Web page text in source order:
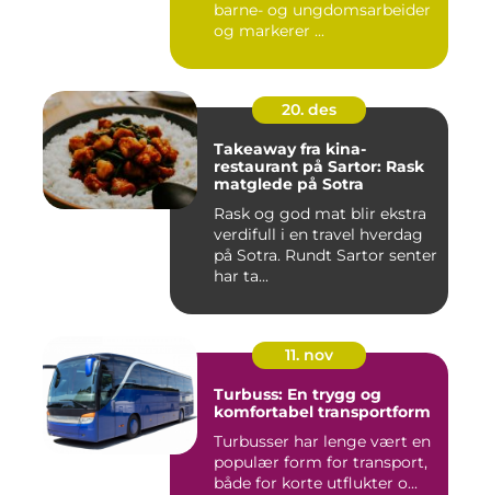
barne- og ungdomsarbeider
og markerer ...
20. des
Takeaway fra kina-
restaurant på Sartor: Rask
matglede på Sotra
Rask og god mat blir ekstra
verdifull i en travel hverdag
på Sotra. Rundt Sartor senter
har ta...
11. nov
Turbuss: En trygg og
komfortabel transportform
Turbusser har lenge vært en
populær form for transport,
både for korte utflukter o...